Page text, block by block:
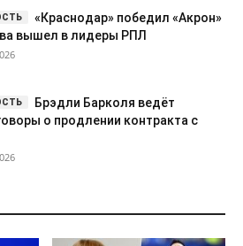
«Краснодар» победил «Акрон»
вышел в лидеры РПЛ
Брэдли Барколя ведёт
о продлении контракта с